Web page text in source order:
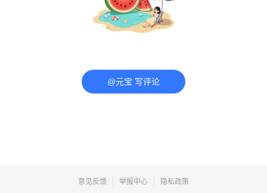
@元宝 写评论
意见反馈 举报中心 隐私政策